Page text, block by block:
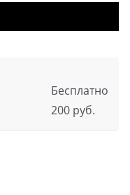
Бесплатно
200 руб.